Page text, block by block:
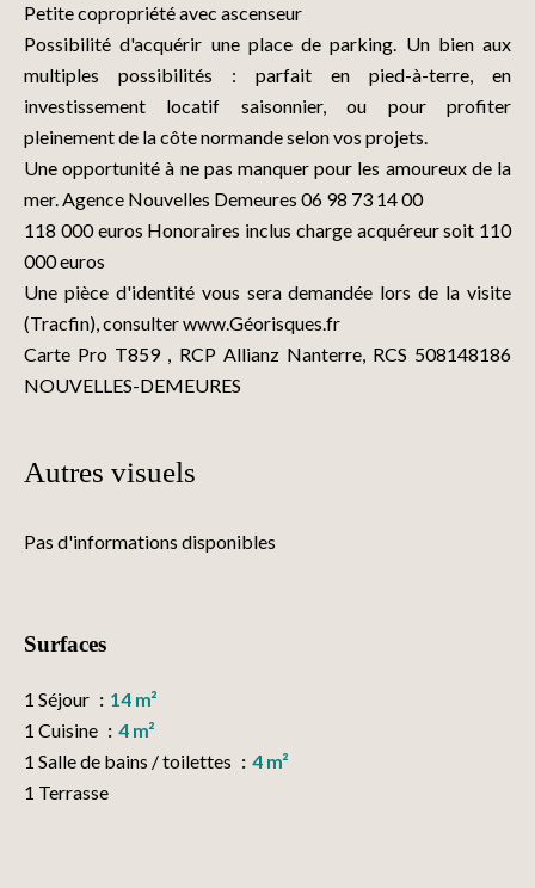
Petite copropriété avec ascenseur
Possibilité d'acquérir une place de parking. Un bien aux
multiples possibilités : parfait en pied-à-terre, en
investissement locatif saisonnier, ou pour profiter
pleinement de la côte normande selon vos projets.
Une opportunité à ne pas manquer pour les amoureux de la
mer. Agence Nouvelles Demeures 06 98 73 14 00
118 000 euros Honoraires inclus charge acquéreur soit 110
000 euros
Une pièce d'identité vous sera demandée lors de la visite
(Tracfin), consulter www.Géorisques.fr
Carte Pro T859 , RCP Allianz Nanterre, RCS 508148186
NOUVELLES-DEMEURES
Autres visuels
Pas d'informations disponibles
Surfaces
1 Séjour
14 m²
1 Cuisine
4 m²
1 Salle de bains / toilettes
4 m²
1 Terrasse